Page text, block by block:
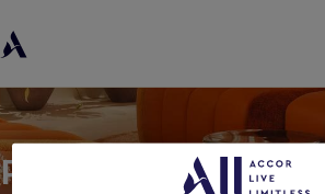
Partager à un(e)